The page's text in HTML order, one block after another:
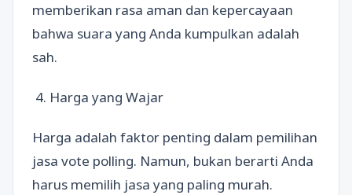
memberikan rasa aman dan kepercayaan
bahwa suara yang Anda kumpulkan adalah
sah.
4. Harga yang Wajar
Harga adalah faktor penting dalam pemilihan
jasa vote polling. Namun, bukan berarti Anda
harus memilih jasa yang paling murah.